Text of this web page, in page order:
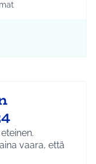
mukaan: Kulttuuri ja
vaara, että